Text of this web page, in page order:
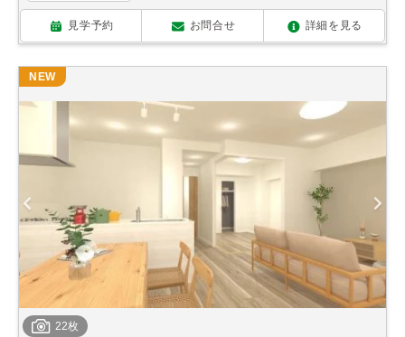
見学予約 お問合せ 詳細を見る
22枚
NEW